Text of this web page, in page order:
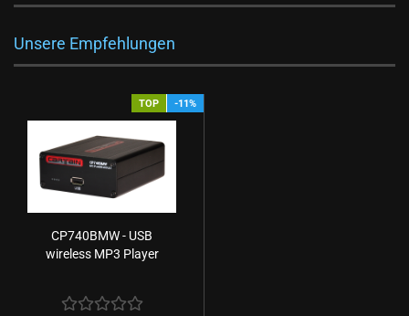
Unsere Empfehlungen
TOP -11%
CP740BMW - USB
wireless MP3 Player